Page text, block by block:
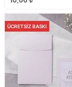
ÜCRETSIZ BASKI